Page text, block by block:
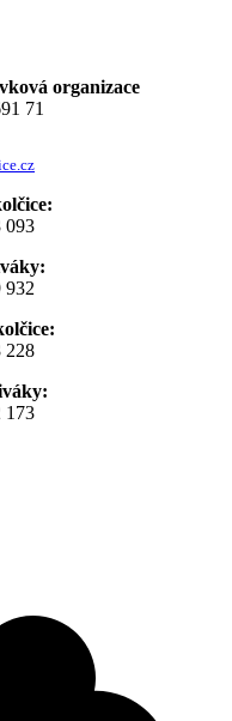
organizace
71
093
932
228
173